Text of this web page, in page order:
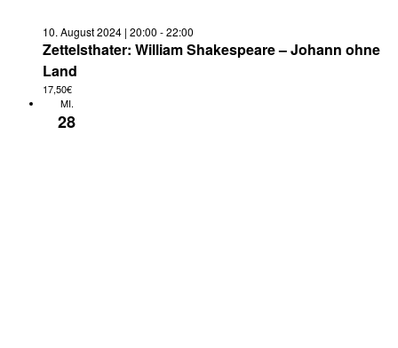
Zettelsthater: William Shakespeare – Johann ohne
Land
10. August 2024 | 20:00 -22:00
17,50€
MI.
28